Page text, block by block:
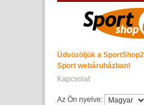
Üdvözöljük a
Sport webáruházban!
Kapcsolat
Az Ön nyelve: